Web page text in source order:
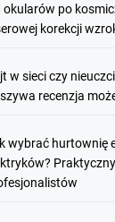
okularów po
korekcji
w sieci czy
recenzja
wybrać hurtownię